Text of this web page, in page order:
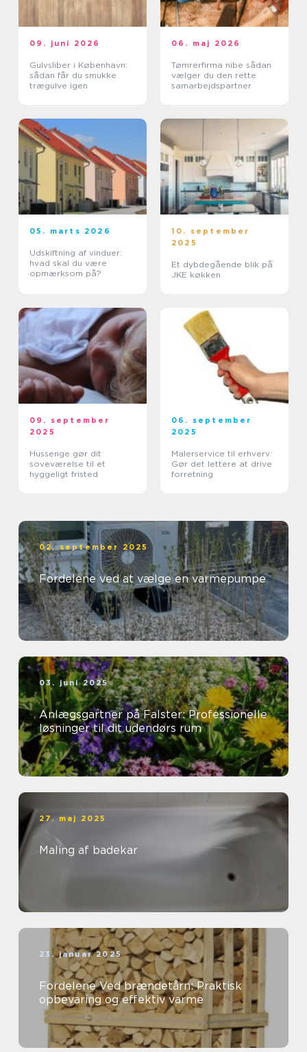
09. juni 2026
Gulvsliber i København:
sådan får du smukke
trægulve igen
06. maj 2026
Tømrerfirma nibe sådan
vælger du den rette
samarbejdspartner
05. marts 2026
Udskiftning af vinduer:
hvad skal du være
opmærksom på?
10. september
2025
Et dybdegående blik på
JKE køkken
09. september
2025
Hussenge gør dit
soveværelse til et
hyggeligt fristed
06. september
2025
Malerservice til erhverv:
Gør det lettere at drive
forretning
02. september 2025
Fordelene ved at vælge en varmepumpe
03. juni 2025
Anlægsgartner på Falster: Professionelle
løsninger til dit udendørs rum
27. maj 2025
Maling af badekar
23. januar 2025
Fordelene Ved brændetårn: Praktisk
opbevaring og effektiv varme